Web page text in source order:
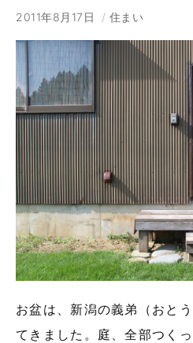
2011年8月17日 / 住まい
お盆は、新潟の義弟（おと
てきました。庭、全部つく